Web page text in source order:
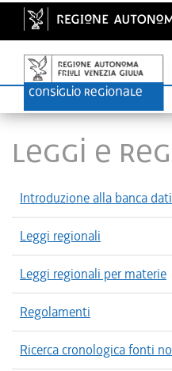
LEGGI E
Introduzione alla banca dati
Leggi regionali
Leggi regionali per materie
Regolamenti
Ricerca cronologica fonti